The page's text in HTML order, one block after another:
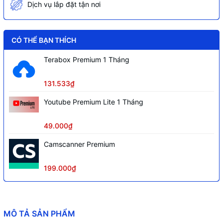
Dịch vụ lắp đặt tận nơi
CÓ THỂ BẠN THÍCH
Terabox Premium 1 Tháng
131.533₫
Youtube Premium Lite 1 Tháng
49.000₫
Camscanner Premium
199.000₫
MÔ TẢ SẢN PHẨM